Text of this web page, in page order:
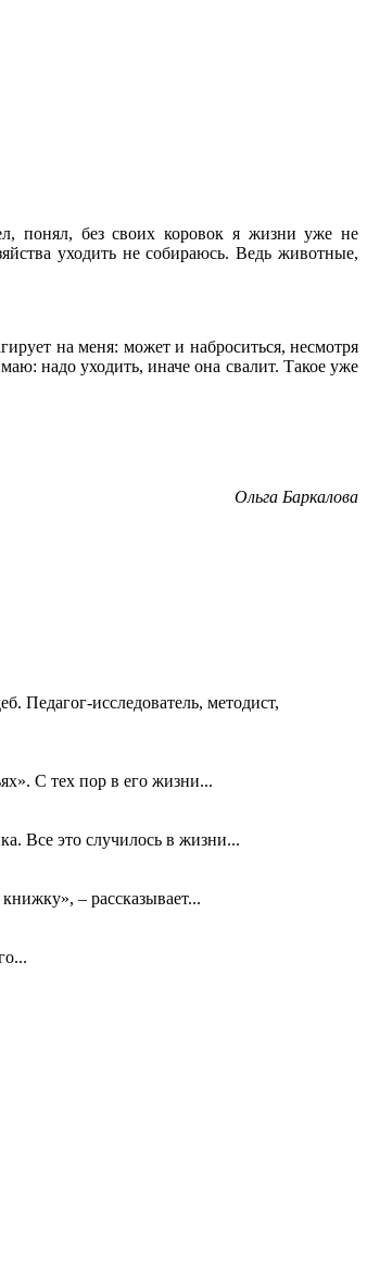
понял, без своих коровок я жизни уже не
уходить не собираюсь. Ведь животные,
на меня: может и наброситься, несмотря
надо уходить, иначе она свалит. Такое уже
Ольга Баркалова
Педагог-исследователь, методист,
С тех пор в его жизни...
Все это случилось в жизни...
– рассказывает...